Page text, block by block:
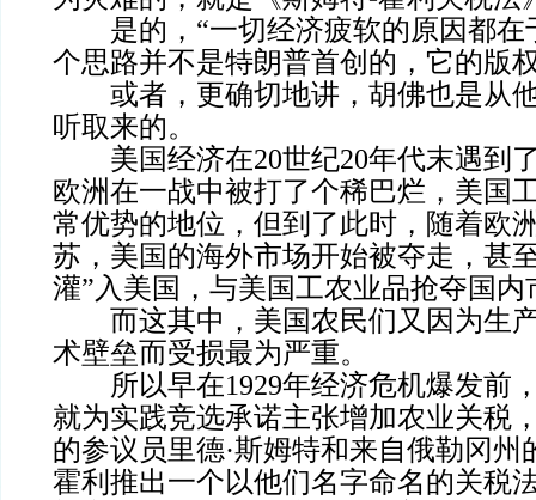
是的，“一切经济疲软的原因都在
个思路并不是特朗普首创的，它的版
或者，更确切地讲，胡佛也是从
听取来的。
美国经济在20世纪20年代末遇到
欧洲在一战中被打了个稀巴烂，美国
常优势的地位，但到了此时，随着欧
苏，美国的海外市场开始被夺走，甚
灌”入美国，与美国工农业品抢夺国内
而这其中，美国农民们又因为生
术壁垒而受损最为严重。
所以早在1929年经济危机爆发前
就为实践竞选承诺主张增加农业关税
的参议员里德·斯姆特和来自俄勒冈州
霍利推出一个以他们名字命名的关税